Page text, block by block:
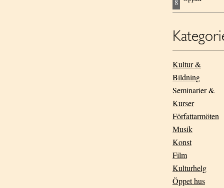
8
Kultur &
Bildning
Seminarier &
Kurser
Författarmöten
Musik
Konst
Film
Kulturhelg
Öppet hus